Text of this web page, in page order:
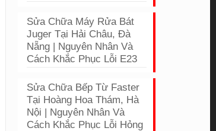
Sửa Chữa Máy Rửa Bát
Juger Tại Hải Châu, Đà
Nẵng | Nguyên Nhân Và
Cách Khắc Phục Lỗi E23
Sửa Chữa Bếp Từ Faster
Tại Hoàng Hoa Thám, Hà
Nội | Nguyên Nhân Và
Cách Khắc Phục Lỗi Hỏng